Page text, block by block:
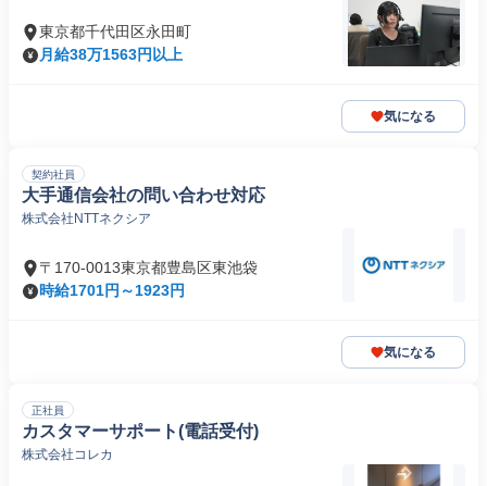
東京都千代田区永田町
月給38万1563円以上
気になる
契約社員
大手通信会社の問い合わせ対応
株式会社NTTネクシア
〒170-0013東京都豊島区東池袋
時給1701円～1923円
気になる
正社員
カスタマーサポート(電話受付)
株式会社コレカ